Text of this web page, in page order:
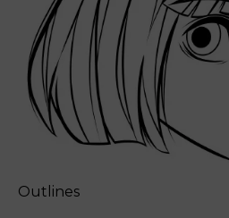
Outlines